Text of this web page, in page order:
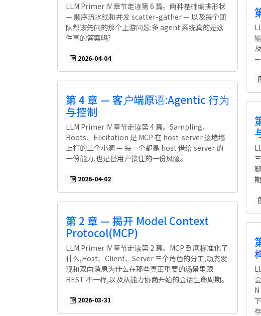
LLM Primer IV 章节走读第 6 篇。两种基础编排形状
— 顺序流水线和并发 scatter-gather — 以及每个团
队都该先问的那个上游问题:多 agent 系统真的是这
件事的答案吗?
2026-04-04
—
第 4 章 — 客户端原语:Agentic 行为
与控制
LLM Primer IV 章节走读第 4 篇。Sampling、
Roots、Elicitation 是 MCP 在 host-server 这堵墙
上打的三个小洞 — 每一个都是 host 借给 server 的
一份能力,也是替用户接住的一份风险。
2026-04-02
第 2 章 — 揭开 Model Context
Protocol(MCP)
LLM Primer IV 章节走读第 2 篇。MCP 到底标准化了
什么,Host、Client、Server 三个角色的分工,动态发
现和双向消息为什么在那些真正重要的场景里跟
REST 不一样,以及从能力协商开始的会话生命周期。
2026-03-31